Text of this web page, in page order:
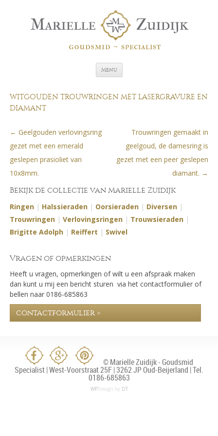
Menu Spring naar de inhoud
WITGOUDEN TROUWRINGEN MET LASERGRAVURE EN
DIAMANT
Berichtnavigatie
← Geelgouden verlovingsring
gezet met een emerald
geslepen prasioliet van
10x8mm.
Trouwringen gemaakt in
geelgoud, de damesring is
gezet met een peer geslepen
diamant. →
Bekijk de collectie van Marielle Zuidijk
Ringen | Halssieraden | Oorsieraden | Diversen |
Trouwringen | Verlovingsringen | Trouwsieraden |
Brigitte Adolph | Reiffert | Swivel
Vragen of opmerkingen
Heeft u vragen, opmerkingen of wilt u een afspraak maken
dan kunt u mij een bericht sturen via het contactformulier of
bellen naar 0186-685863
contactformulier »
© Marielle Zuidijk - Goudsmid
Specialist | West-Voorstraat 25F | 3262 JP Oud-Beijerland | Tel.
0186-685863
WPDesign by DT